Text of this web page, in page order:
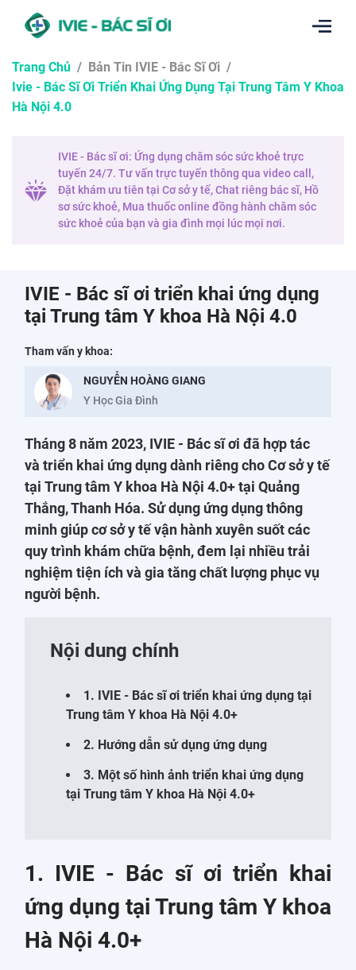
Trang Chủ / Bản Tin IVIE - Bác Sĩ Ơi /
Ivie - Bác Sĩ Ơi Triển Khai Ứng Dụng Tại Trung Tâm Y Khoa
Hà Nội 4.0
IVIE - Bác sĩ ơi: Ứng dụng chăm sóc sức khoẻ trực
tuyến 24/7. Tư vấn trực tuyến thông qua video call,
Đặt khám ưu tiên tại Cơ sở y tế, Chat riêng bác sĩ, Hồ
sơ sức khoẻ, Mua thuốc online đồng hành chăm sóc
sức khoẻ của bạn và gia đình mọi lúc mọi nơi.
IVIE - Bác sĩ ơi triển khai ứng dụng
tại Trung tâm Y khoa Hà Nội 4.0
Tham vấn y khoa:
NGUYỄN HOÀNG GIANG
Y Học Gia Đình
Tháng 8 năm 2023, IVIE - Bác sĩ ơi đã hợp tác
và triển khai ứng dụng dành riêng cho Cơ sở y tế
tại Trung tâm Y khoa Hà Nội 4.0+ tại Quảng
Thắng, Thanh Hóa. Sử dụng ứng dụng thông
minh giúp cơ sở y tế vận hành xuyên suốt các
quy trình khám chữa bệnh, đem lại nhiều trải
nghiệm tiện ích và gia tăng chất lượng phục vụ
người bệnh.
Nội dung chính
1. IVIE - Bác sĩ ơi triển khai ứng dụng tại
Trung tâm Y khoa Hà Nội 4.0+
2. Hướng dẫn sử dụng ứng dụng
3. Một số hình ảnh triển khai ứng dụng
tại Trung tâm Y khoa Hà Nội 4.0+
1. IVIE - Bác sĩ ơi triển khai
ứng dụng tại Trung tâm Y khoa
Hà Nội 4.0+